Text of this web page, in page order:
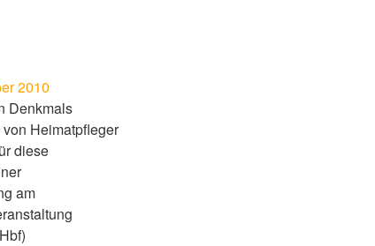
2010
Denkmals
Heimatpfleger
diese
am